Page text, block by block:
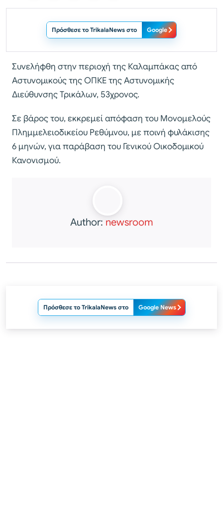
Πρόσθεσε το TrikalaNews στο Google
Συνελήφθη στην περιοχή της Καλαμπάκας από
Αστυνομικούς της ΟΠΚΕ της Αστυνομικής
Διεύθυνσης Τρικάλων, 53χρονος.
Σε βάρος του, εκκρεμεί απόφαση του Μονομελούς
Πλημμελειοδικείου Ρεθύμνου, με ποινή φυλάκισης
6 μηνών, για παράβαση του Γενικού Οικοδομικού
Κανονισμού.
Author: newsroom
Πρόσθεσε το TrikalaNews στο Google News